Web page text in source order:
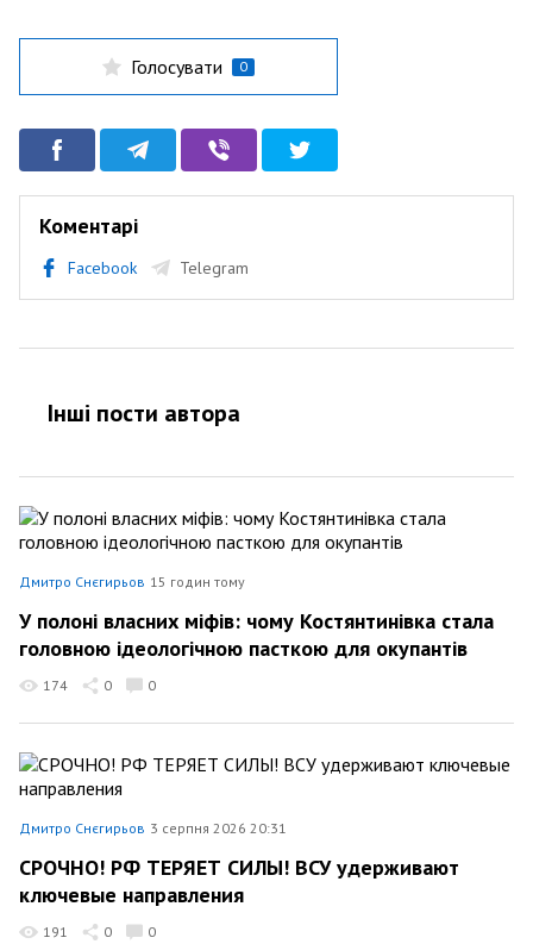
Голосувати 0
Коментарі
Facebook Telegram
Інші пости автора
Дмитро Снєгирьов 15 годин тому
У полоні власних міфів: чому Костянтинівка стала
головною ідеологічною пасткою для окупантів
174 0 0
Дмитро Снєгирьов 3 серпня 2026 20:31
СРОЧНО! РФ ТЕРЯЕТ СИЛЫ! ВСУ удерживают
ключевые направления
191 0 0